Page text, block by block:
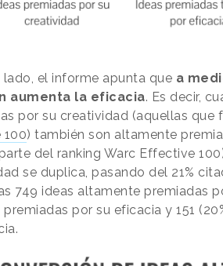
lado, el informe apunta que a
aumenta la eficacia. Es decir,
por su creatividad (aquellas que
100) también son altamente
del ranking Warc Effective
se duplica, pasando del 21%
749 ideas altamente premiadas
por su eficacia y 151